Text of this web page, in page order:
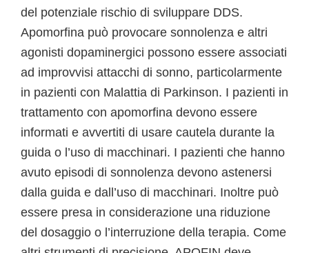
del potenziale rischio di sviluppare DDS.
Apomorfina può provocare sonnolenza e altri
agonisti dopaminergici possono essere associati
ad improvvisi attacchi di sonno, particolarmente
in pazienti con Malattia di Parkinson. I pazienti in
trattamento con apomorfina devono essere
informati e avvertiti di usare cautela durante la
guida o l’uso di macchinari. I pazienti che hanno
avuto episodi di sonnolenza devono astenersi
dalla guida e dall’uso di macchinari. Inoltre può
essere presa in considerazione una riduzione
del dosaggio o l’interruzione della terapia. Come